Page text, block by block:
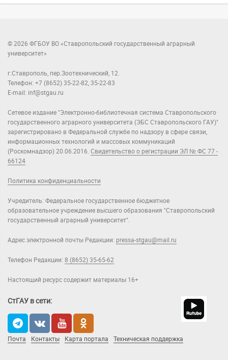
© 2026 ФГБОУ ВО «Ставропольский государственный аграрный
университет»
г.Ставрополь, пер.Зоотехнический, 12.
Телефон: +7 (8652) 35-22-82, 35-22-83
E-mail: inf@stgau.ru
Сетевое издание "Электронно-библиотечная система Ставропольского
государственного аграрного университета (ЭБС Ставропольского ГАУ)"
зарегистрировано в Федеральной службе по надзору в сфере связи,
информационных технологий и массовых коммуникаций
(Роскомнадзор) 20.06.2016. Свидетельство о регистрации ЭЛ № ФС 77 -
66124
Политика конфиденциальности
Учредитель: Федеральное государственное бюджетное
образовательное учреждение высшего образования "Ставропольский
государственный аграрный университет".
Адрес электронной почты Редакции: pressa-stgau@mail.ru
Телефон Редакции: 8 (8652) 35-65-62
Настоящий ресурс содержит материалы 16+
СтГАУ в сети:
Почта Контакты Карта портала Техническая поддержка